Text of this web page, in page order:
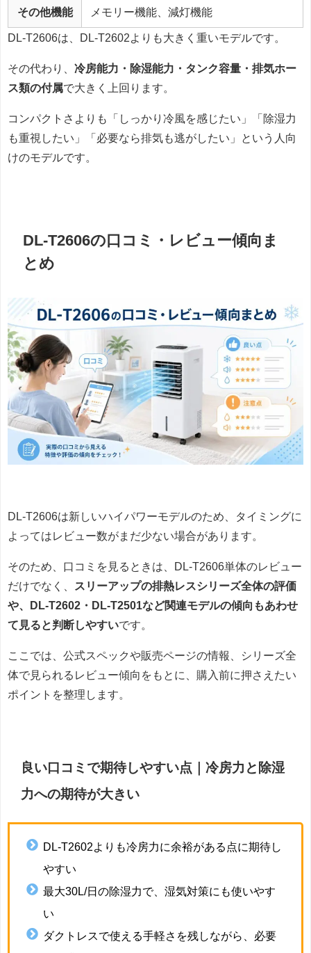
その他機能 メモリー機能、減灯機能
DL-T2606は、DL-T2602よりも大きく重いモデルです。
その代わり、 冷房能力・除湿能力・タンク容量・排気ホー
ス類の付属で大きく上回ります。
コンパクトさよりも「しっかり冷風を感じたい」「除湿力
も重視したい」「必要なら排気も逃がしたい」という人向
けのモデルです。
DL-T2606の口コミ・レビュー傾向ま
とめ
DL-T2606は新しいハイパワーモデルのため、タイミングに
よってはレビュー数がまだ少ない場合があります。
そのため、口コミを見るときは、DL-T2606単体のレビュー
だけでなく、
スリーアップの排熱レスシリーズ全体の評価
や、DL-T2602・DL-T2501など関連モデルの傾向もあわせ
て見ると判断しやすいです。
ここでは、公式スペックや販売ページの情報、シリーズ全
体で見られるレビュー傾向をもとに、購入前に押さえたい
ポイントを整理します。
良い口コミで期待しやすい点｜冷房力と除湿
力への期待が大きい
DL-T2602よりも冷房力に余裕がある点に期待し
やすい
最大30L/日の除湿力で、湿気対策にも使いやす
い
ダクトレスで使える手軽さを残しながら、必要